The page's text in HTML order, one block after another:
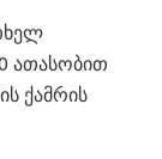
ათასობით
ქამრის